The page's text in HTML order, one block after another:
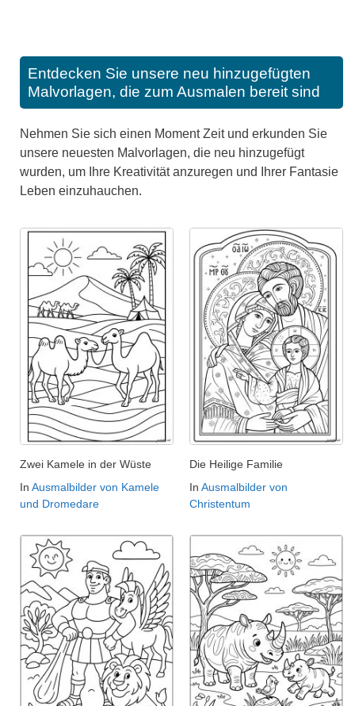
Entdecken Sie unsere neu hinzugefügten
Malvorlagen, die zum Ausmalen bereit sind
Nehmen Sie sich einen Moment Zeit und erkunden Sie
unsere neuesten Malvorlagen, die neu hinzugefügt
wurden, um Ihre Kreativität anzuregen und Ihrer Fantasie
Leben einzuhauchen.
Zwei Kamele in der Wüste
In Ausmalbilder von Kamele
und Dromedare
Die Heilige Familie
In Ausmalbilder von
Christentum